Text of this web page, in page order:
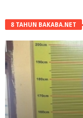
8 TAHUN BAKABA.NET